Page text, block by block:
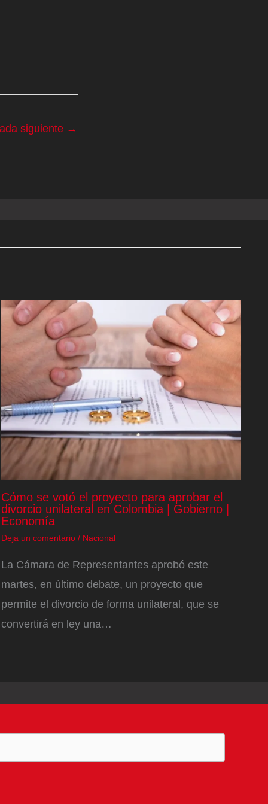
siguiente →
Cómo se votó el proyecto para aprobar el
divorcio unilateral en Colombia | Gobierno |
Economía
Deja un comentario / Nacional
La Cámara de Representantes aprobó este
martes, en último debate, un proyecto que
permite el divorcio de forma unilateral, que se
convertirá en ley una…